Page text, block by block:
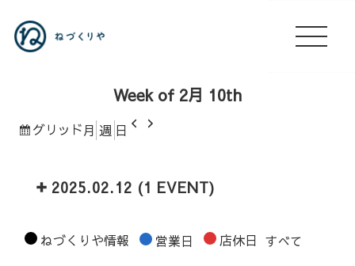
Week of 2月 10th
グリッド表
月 週 日
前
次
2025.02.12 (1 EVENT)
カ
ねづくりや情報 営業日 店休日 すべて